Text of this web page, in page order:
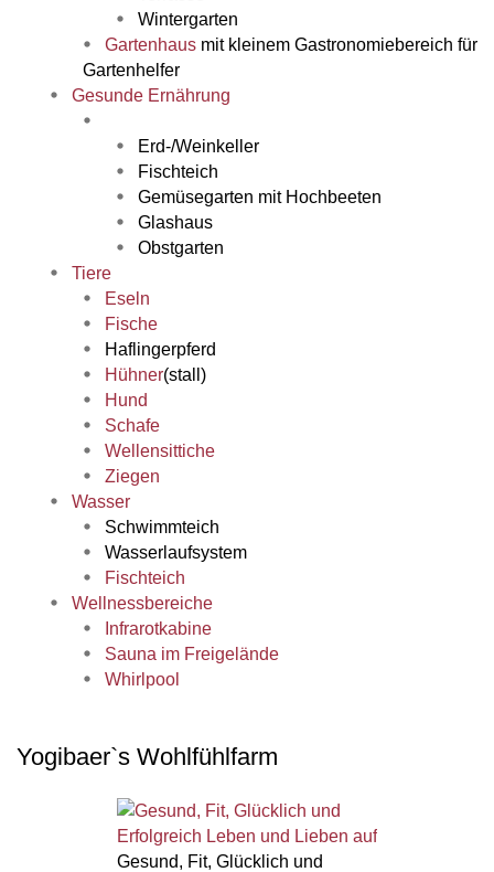
Wintergarten
Gartenhaus mit kleinem Gastronomiebereich für
Gartenhelfer
Gesunde Ernährung
Erd-/Weinkeller
Fischteich
Gemüsegarten mit Hochbeeten
Glashaus
Obstgarten
Tiere
Eseln
Fische
Haflingerpferd
Hühner(stall)
Hund
Schafe
Wellensittiche
Ziegen
Wasser
Schwimmteich
Wasserlaufsystem
Fischteich
Wellnessbereiche
Infrarotkabine
Sauna im Freigelände
Whirlpool
Yogibaer`s Wohlfühlfarm
Gesund, Fit, Glücklich und